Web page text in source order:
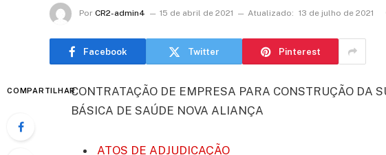
Por CR2-admin4 15 de abril de 2021 Atualizado: 13 de julho de 2021
Facebook Twitter Pinterest
COMPARTILHARCONTRATAÇÃO DE EMPRESA PARA CONSTRUÇÃO DA
BÁSICA DE SAÚDE NOVA ALIANÇA
ATOS DE ADJUDICAÇÃO